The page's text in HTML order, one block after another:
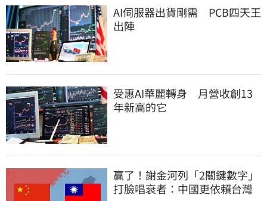
AI伺服器出貨剛需 PCB四天王
出陣
受惠AI華麗轉身 月營收創13
年新高的它
贏了！謝金河列「2關鍵數字」
打臉唱衰者：中國更依賴台灣